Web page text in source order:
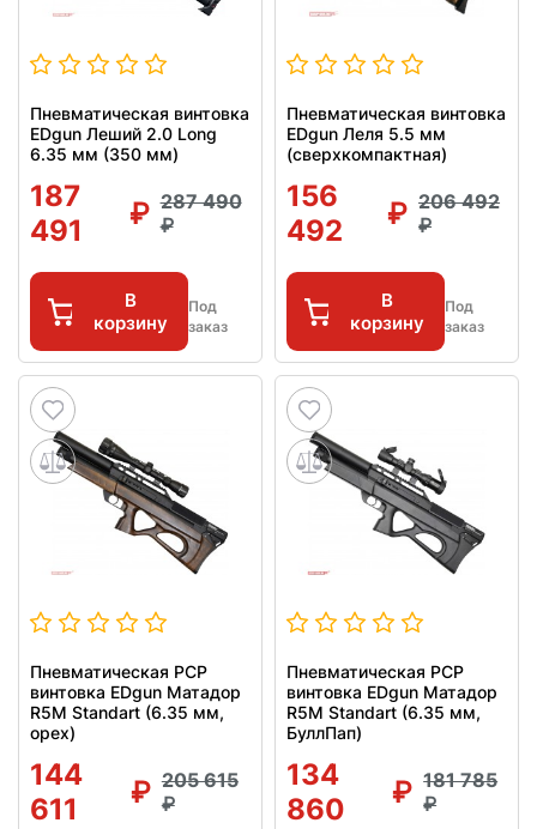
Пневматическая винтовка
EDgun Леший 2.0 Long
6.35 мм (350 мм)
187
491
287 490
В
корзину
Под
заказ
Пневматическая винтовка
EDgun Леля 5.5 мм
(сверхкомпактная)
156
492
206 492
В
корзину
Под
заказ
Пневматическая PCP
винтовка EDgun Матадор
R5M Standart (6.35 мм,
орех)
144
611
205 615
Пневматическая PCP
винтовка EDgun Матадор
R5M Standart (6.35 мм,
БуллПап)
134
860
181 785